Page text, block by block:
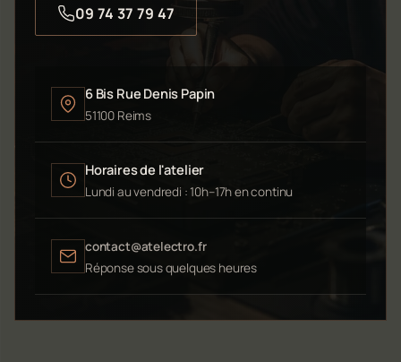
09 74 37 79 47
6 Bis Rue Denis Papin
51100 Reims
Horaires de l'atelier
Lundi au vendredi : 10h–17h en continu
contact@atelectro.fr
Réponse sous quelques heures